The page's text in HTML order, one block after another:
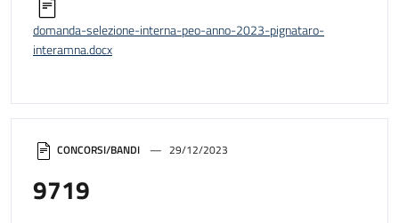
CONCORSI/BANDI 29/12/2023
9719
domanda-selezione-interna-peo-anno-2023-pignataro-
interamna.docx